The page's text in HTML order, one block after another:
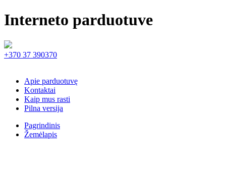
Interneto parduotuve
+370 37 390370
Apie parduotuvę
Kontaktai
Kaip mus rasti
Pilna versija
Pagrindinis
Žemėlapis